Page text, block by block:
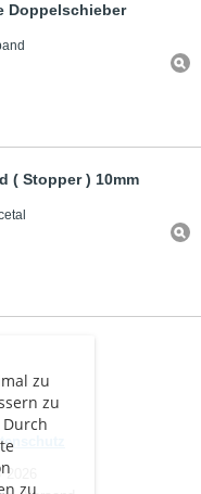
zu
zu
zu
Doppelschieber
( Stopper ) 10mm